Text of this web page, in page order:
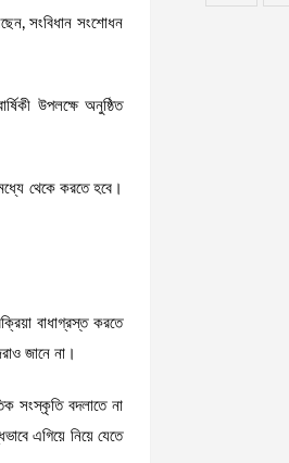
সংবিধান সংশোধন
উপলক্ষে অনুষ্ঠিত
থেকে করতে হবে।
বাধাগ্রস্ত করতে
জানে না।
সংস্কৃতি বদলাতে না
এগিয়ে নিয়ে যেতে